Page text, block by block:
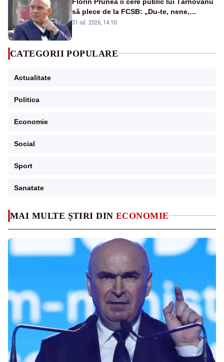
MAI MULTE ȘTIRI DIN ECONOMIE
să plece de la FCSB: „Du-te, nene,
învârtindu-te!”
31 iul. 2026, 14:10
CATEGORII POPULARE
Actualitate
Politica
Economie
Social
Sport
Sanatate